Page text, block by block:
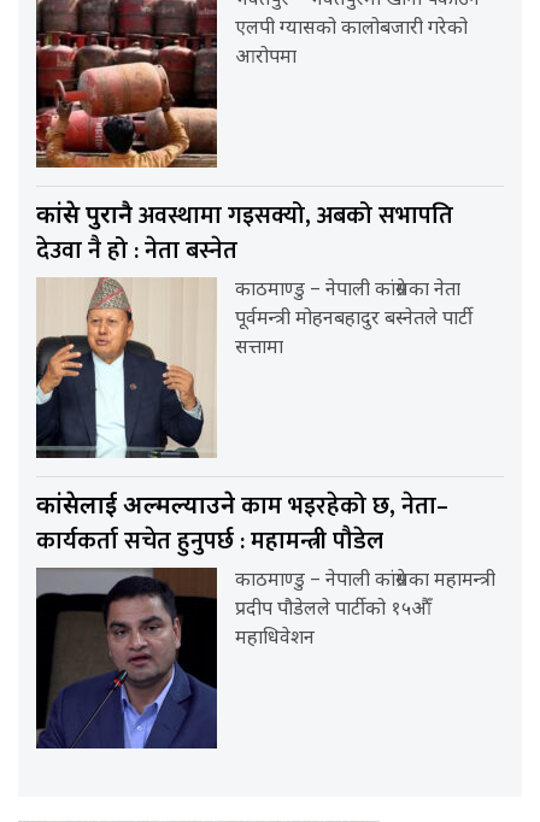
एलपी ग्यासको कालोबजारी गरेको
आरोपमा
कांग्रेस पुरानैअवस्थामा गइसक्यो, अबको सभापति
देउवा नै हो : नेता बस्नेत
काठमाण्डु – नेपाली कांग्रेसका नेता
पूर्वमन्त्री मोहनबहादुर बस्नेतले पार्टी
सत्तामा
कांग्रेसलाई अल्मल्याउनेकाम भइरहेको छ, नेता–
कार्यकर्ता सचेत हुनुपर्छ : महामन्त्री पौडेल
काठमाण्डु – नेपाली कांग्रेसका महामन्त्री
प्रदीप पौडेलले पार्टीको १५औँ
महाधिवेशन